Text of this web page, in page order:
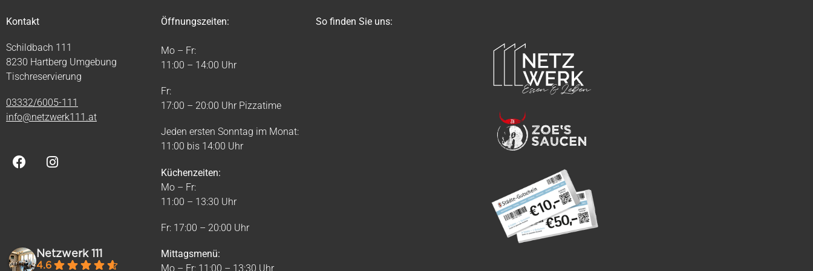
Kontakt
Schildbach 111
8230 Hartberg Umgebung
Tischreservierung
03332/6005-111
info@netzwerk111.at
Öffnungszeiten:
Mo – Fr:
11:00 – 14:00 Uhr
Fr:
17:00 – 20:00 Uhr Pizzatime
Jeden ersten Sonntag im Monat:
11:00 bis 14:00 Uhr
Küchenzeiten:
Mo – Fr:
11:00 – 13:30 Uhr
Fr: 17:00 – 20:00 Uhr
Mittagsmenü:
Mo – Fr: 11:00 – 13:30 Uhr
So finden Sie uns:
Netzwerk 111
4.6